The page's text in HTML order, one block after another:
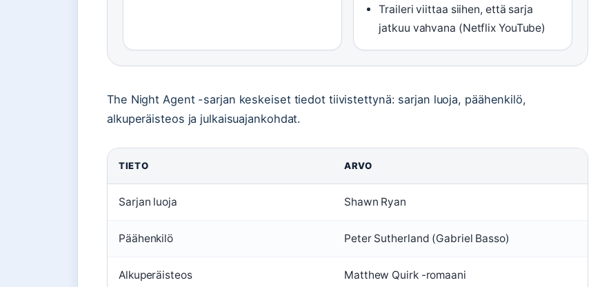
Traileri viittaa siihen, että sarja
jatkuu vahvana (Netflix YouTube)
The Night Agent -sarjan keskeiset tiedot tiivistettynä: sarjan luoja, päähenkilö,
alkuperäisteos ja julkaisuajankohdat.
TIETO ARVO
Sarjan luoja Shawn Ryan
Päähenkilö Peter Sutherland (Gabriel Basso)
Alkuperäisteos Matthew Quirk -romaani